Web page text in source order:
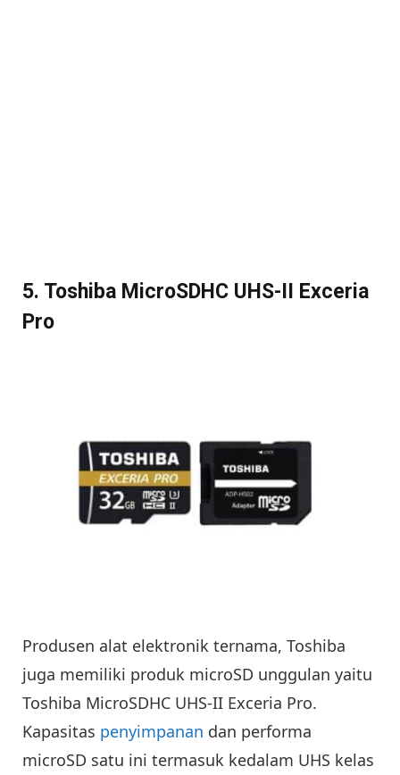
5. Toshiba MicroSDHC UHS-II Exceria
Pro
Produsen alat elektronik ternama, Toshiba
juga memiliki produk microSD unggulan yaitu
Toshiba MicroSDHC UHS-II Exceria Pro.
Kapasitas penyimpanan dan performa
microSD satu ini termasuk kedalam UHS kelas